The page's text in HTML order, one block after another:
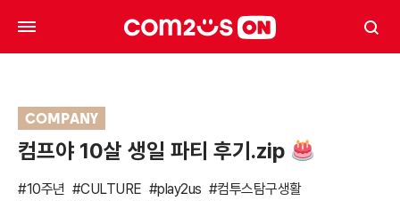
COMPANY
컴프야 10살 생일 파티 후기.zip
#10주년 #CULTURE #play2us #컴투스탐구생활